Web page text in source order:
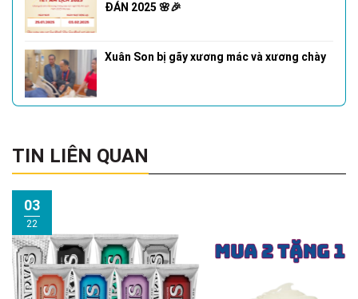
ĐÁN 2025 🌸🎉
Xuân Son bị gãy xương mác và xương chày
TIN LIÊN QUAN
03
22